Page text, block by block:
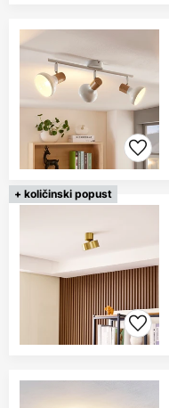
+ količinski popust